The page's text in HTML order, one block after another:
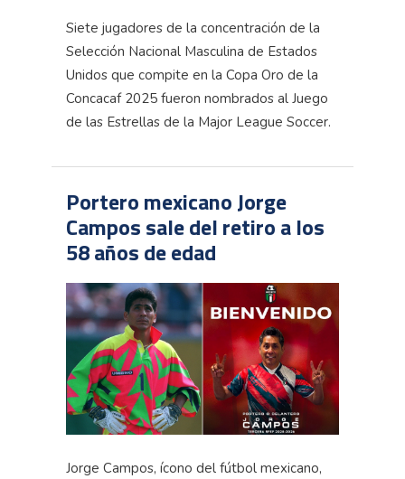
Siete jugadores de la concentración de la
Selección Nacional Masculina de Estados
Unidos que compite en la Copa Oro de la
Concacaf 2025 fueron nombrados al Juego
de las Estrellas de la Major League Soccer.
Portero mexicano Jorge
Campos sale del retiro a los
58 años de edad
Jorge Campos, ícono del fútbol mexicano,